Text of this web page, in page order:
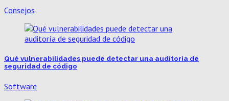
Consejos
Qué vulnerabilidades puede detectar una auditoría de
seguridad de código
Software